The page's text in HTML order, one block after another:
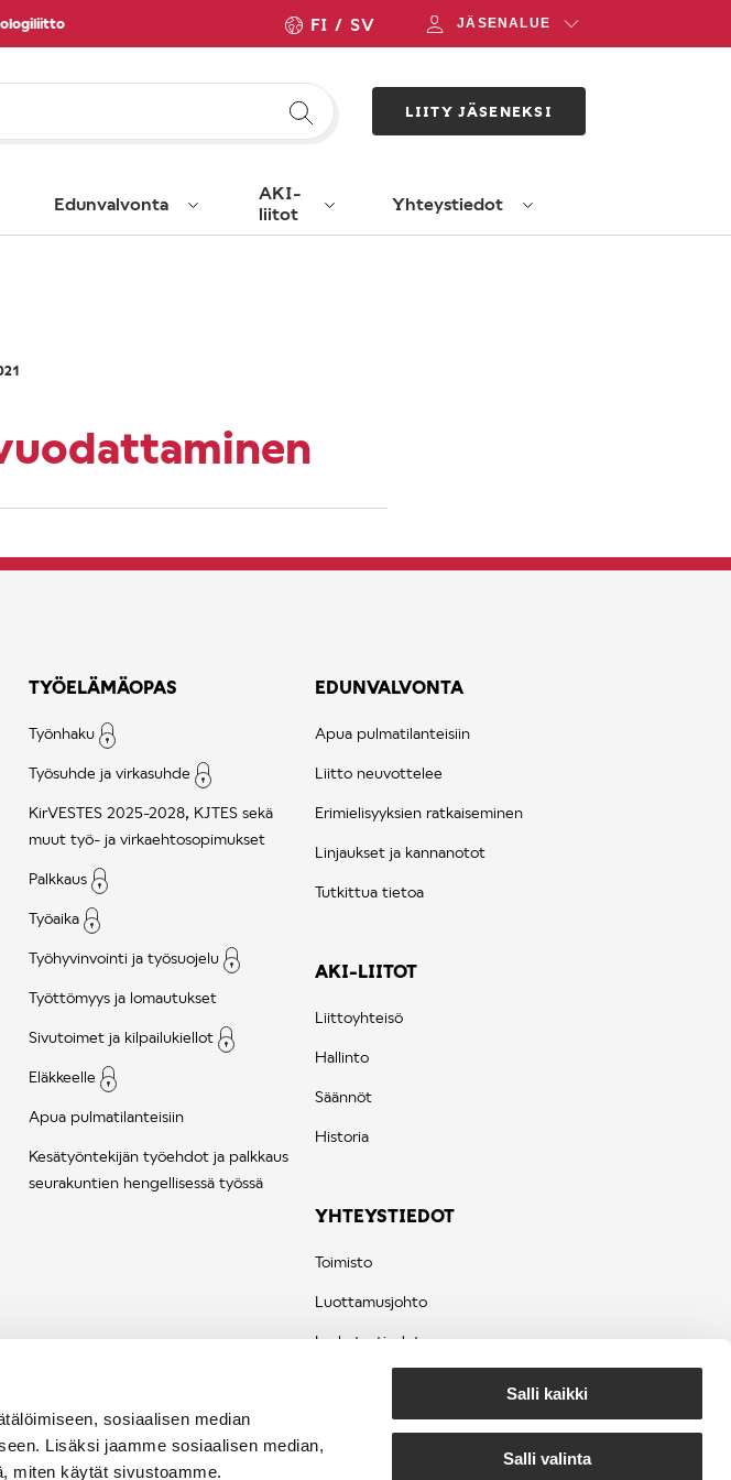
sosiaalisen median
Lisäksi jaamme sosiaalisen median,
miten käytät sivustoamme.
Salli kaikki
Salli valinta
FI SV JÄSENALUE
LIITY JÄSENEKSI
Edunvalvonta
AKI-
liitot
Yhteystiedot
TYÖELÄMÄOPAS
Työnhaku
Työsuhde ja virkasuhde
KirVESTES 2025-2028, KJTES sekä
muut työ- ja virkaehtosopimukset
Palkkaus
Työaika
Työhyvinvointi ja työsuojelu
Työttömyys ja lomautukset
Sivutoimet ja kilpailukiellot
Eläkkeelle
Apua pulmatilanteisiin
Kesätyöntekijän työehdot ja palkkaus
seurakuntien hengellisessä työssä
EDUNVALVONTA
Apua pulmatilanteisiin
Liitto neuvottelee
Erimielisyyksien ratkaiseminen
Linjaukset ja kannanotot
Tutkittua tietoa
AKI-LIITOT
Liittoyhteisö
Hallinto
Säännöt
Historia
YHTEYSTIEDOT
Toimisto
Luottamusjohto
Laskutustiedot